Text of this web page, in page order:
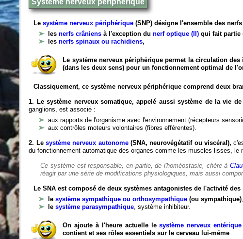
Système nerveux périphérique
Lesystème nerveux périphérique (SNP) désigne l'ensemble des
lesnerfs crâniens à l'exception du nerf optique (II) qui fait partie
lesnerfs spinaux ou rachidiens,
Le système nerveux périphérique permet la circulation
(dans les deux sens) pour un fonctionnement optimal de
Classiquement, ce système nerveux périphérique comprend deux
1. Le système nerveux somatique, appelé aussi système de la vie
ganglions, est associé :
aux rapports de l'organisme avec l'environnement (récepteurs
aux contrôles moteurs volontaires (fibres efférentes).
2. Le système nerveux autonome(SNA, neurovégétatif ou viscéral),
du fonctionnement automatique des organes comme les muscles lisses,
Ce système est responsable, en partie, de l'homéostasie, chère à
réagit par une série de modifications physiologiques, mais aussi
Le SNA est composé de deux systèmes antagonistes de l'activité des
lesystème sympathique ou orthosympathique (ou sympathique)
lesystème parasympathique, système inhibiteur.
On ajoute à l'heure actuelle lesystème nerveux entérique
contient et ses rôles essentiels sur le cerveau lui-même